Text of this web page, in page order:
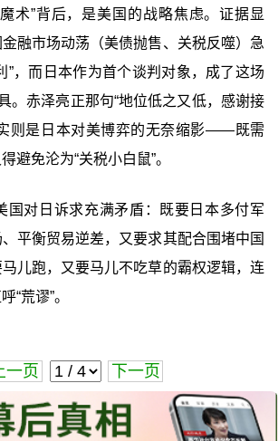
术”背后，是美国的战略焦虑。证据显
融市场动荡（美债抛售、关税反噬）急
”，而日本作为首个谈判对象，成了这场
。赤泽亮正那句“地位低之又低，感谢接
则是日本对美博弈的无奈缩影——既需
避免沦为“关税小白鼠”。
国对日诉求充满矛盾：既要日本多付军
平衡贸易逆差，又要求其配合围堵中国
儿跑，又要马儿不吃草的霸权逻辑，连
“荒谬”。
一页 下一页